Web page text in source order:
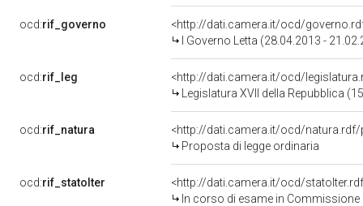
ocd:rif_governo
<http://dati.camera.it/ocd/
I Governo Letta (28.04.2013 -
ocd:rif_leg
<http://dati.camera.it/ocd/
Legislatura XVII della Repubblica
ocd:rif_natura
<http://dati.camera.it/ocd/natura.rdf/
Proposta di legge ordinaria
ocd:rif_statoIter
<http://dati.camera.it/ocd/
In corso di esame in Commissione